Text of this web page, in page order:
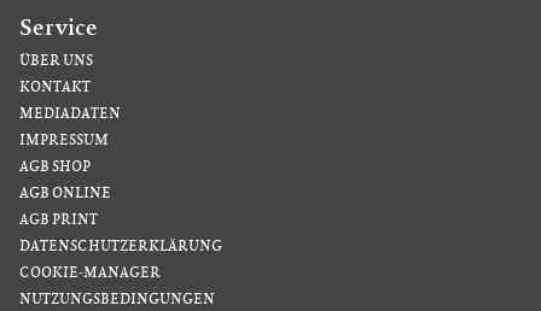
Service
ÜBER UNS
KONTAKT
MEDIADATEN
IMPRESSUM
AGB SHOP
AGB ONLINE
AGB PRINT
DATENSCHUTZERKLÄRUNG
COOKIE-MANAGER
NUTZUNGSBEDINGUNGEN